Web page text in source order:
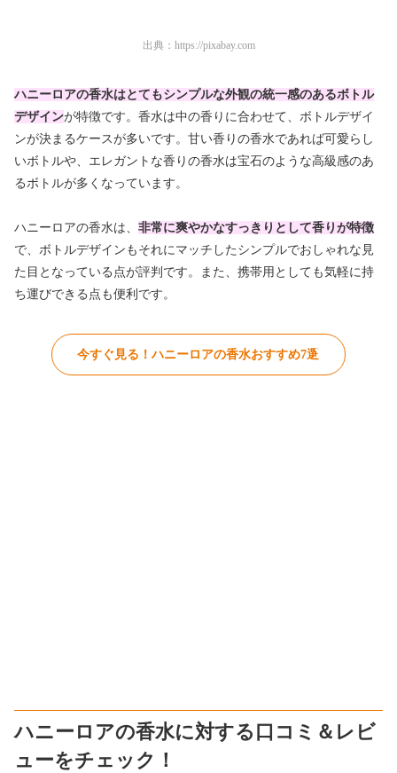
出典： https://pixabay.com
ハニーロアの香水はとてもシンプルな外観の統一感のあるボトル
デザインが特徴です。香水は中の香りに合わせて、ボトルデザイ
ンが決まるケースが多いです。甘い香りの香水であれば可愛らし
いボトルや、エレガントな香りの香水は宝石のような高級感のあ
るボトルが多くなっています。
ハニーロアの香水は、 非常に爽やかなすっきりとして香りが特徴
で、ボトルデザインもそれにマッチしたシンプルでおしゃれな見
た目となっている点が評判です。また、携帯用としても気軽に持
ち運びできる点も便利です。
今すぐ見る！ハニーロアの香水おすすめ7選
ハニーロアの香水に対する口コミ＆レビ
ューをチェック！